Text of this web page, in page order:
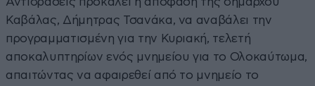
Καβάλας, Δήμητρας Τσανάκα, να αναβάλει την
προγραμματισμένη για την Κυριακή, τελετή
αποκαλυπτηρίων ενός μνημείου για το Ολοκαύτωμα,
απαιτώντας να αφαιρεθεί από το μνημείο το